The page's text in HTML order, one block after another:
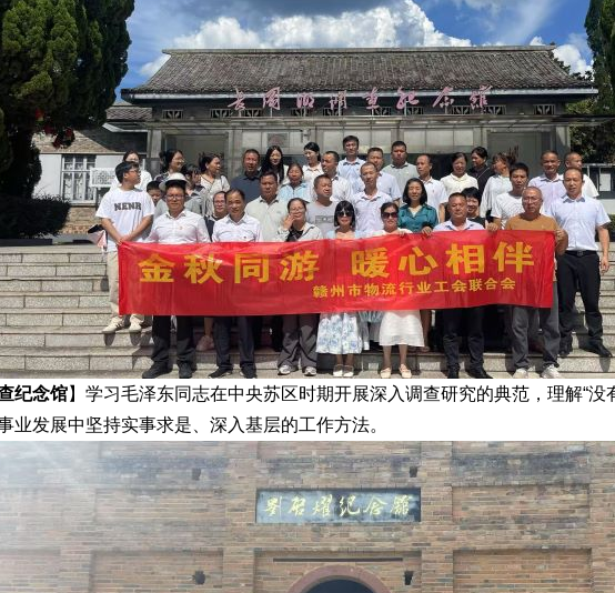
纪念馆】学习毛泽东同志在中央苏区时期开展深入调查研究的典范，理解“没
业发展中坚持实事求是、深入基层的工作方法。